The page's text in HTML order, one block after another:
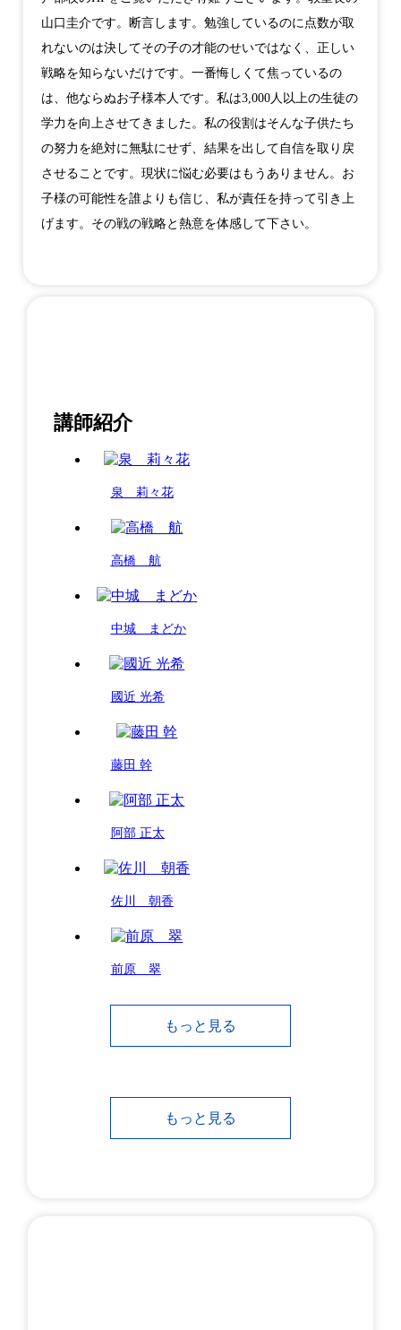
山口圭介です。断言します。勉強しているのに点数が取
れないのは決してその子の才能のせいではなく、正しい
戦略を知らないだけです。一番悔しくて焦っているの
は、他ならぬお子様本人です。私は3,000人以上の生徒の
学力を向上させてきました。私の役割はそんな子供たち
の努力を絶対に無駄にせず、結果を出して自信を取り戻
させることです。現状に悩む必要はもうありません。お
子様の可能性を誰よりも信じ、私が責任を持って引き上
げます。その戦の戦略と熱意を体感して下さい。
講師紹介
泉 莉々花
高橋 航
中城 まどか
國近 光希
藤田 幹
阿部 正太
佐川 朝香
前原 翠
もっと見る
もっと見る